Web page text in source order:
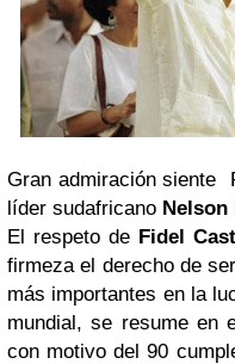
Gran admiración siente
líder sudafricano Nelson
El respeto de Fidel
firmeza el derecho de
más importantes en la
mundial, se resume en
con motivo del 90